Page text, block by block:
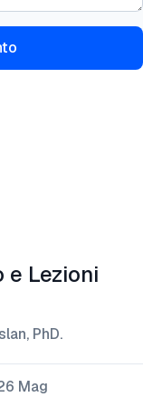
Lezioni
PhD.
Mag